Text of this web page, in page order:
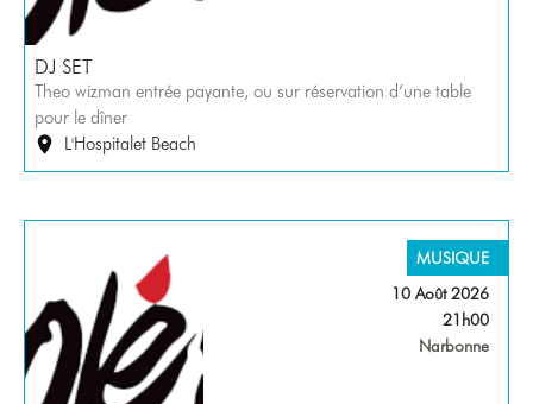
DJ SET
Theo wizman entrée payante, ou sur réservation d’une table
pour le dîner
L'Hospitalet Beach
MUSIQUE
10 Août 2026
21h00
Narbonne